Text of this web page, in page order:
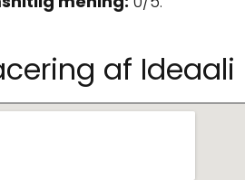
af